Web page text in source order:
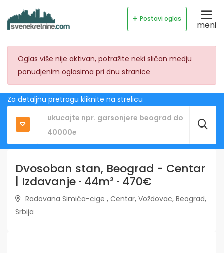
Postavi oglas
meni
Oglas više nije aktivan, potražite neki sličan medju
ponudjenim oglasima pri dnu stranice
Za detaljnu pretragu kliknite na strelicu
Dvosoban stan, Beograd - Centar
| Izdavanje · 44m² · 470€
Radovana Simića-cige , Centar, Voždovac, Beograd,
Srbija